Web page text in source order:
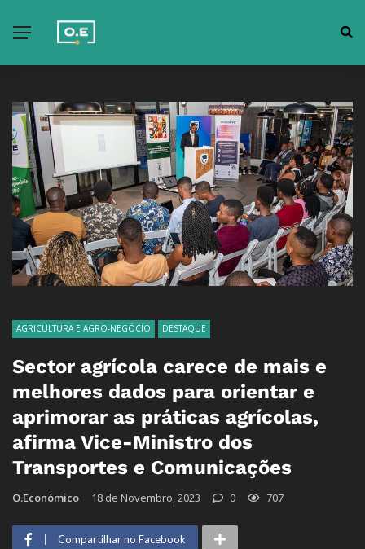
AGRICULTURA E AGRO-NEGÓCIO DESTAQUE
Sector agrícola carece de mais e
melhores dados para orientar e
aprimorar as práticas agrícolas,
afirma Vice-Ministro dos
Transportes e Comunicações
O.Económico 18 de Novembro, 2023 0 707
Compartilhar no Facebook